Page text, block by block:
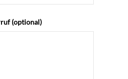
(optional)